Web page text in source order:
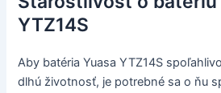
YTZ14S
Aby batéria Yuasa YTZ14S
dlhú životnosť, je potrebné sa o ňu